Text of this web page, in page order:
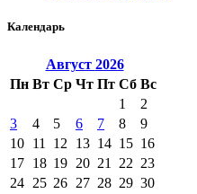
Календарь
Август 2026
Пн Вт Ср Чт Пт Сб Вс
1
2
3
4 5 6 7 8
9
10 11 12 13 14 15 16
17 18 19 20 21 22 23
24 25 26 27 28 29 30